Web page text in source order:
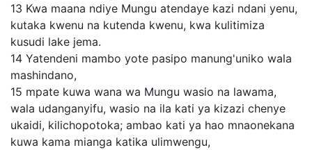
13 Kwa maana ndiye Mungu atendaye kazi ndani yenu,
kutaka kwenu na kutenda kwenu, kwa kulitimiza
kusudi lake jema.
14 Yatendeni mambo yote pasipo manung'uniko wala
mashindano,
15 mpate kuwa wana wa Mungu wasio na lawama,
wala udanganyifu, wasio na ila kati ya kizazi chenye
ukaidi, kilichopotoka; ambao kati ya hao mnaonekana
kuwa kama mianga katika ulimwengu,